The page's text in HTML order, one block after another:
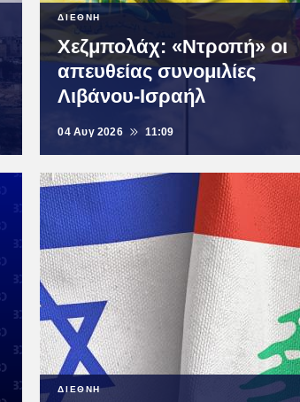
ΔΙΕΘΝΗ
Χεζμπολάχ: «Ντροπή» οι
απευθείας συνομιλίες
Λιβάνου-Ισραήλ
04 Αυγ 2026 11:09
ΔΙΕΘΝΗ